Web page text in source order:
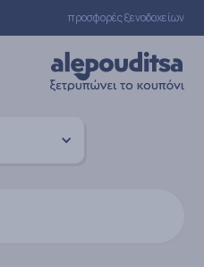
προσφορές ξενοδοχείων